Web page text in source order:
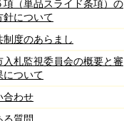
項（単品スライド条項）の
針について
制度のあらまし
入札監視委員会の概要と審
について
合わせ